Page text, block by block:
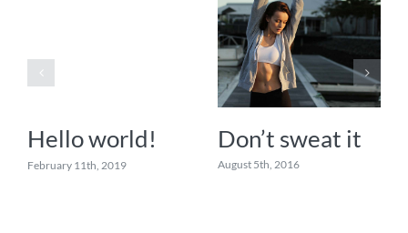
Hello world!
February 11th, 2019
Don’t sweat it
August 5th, 2016